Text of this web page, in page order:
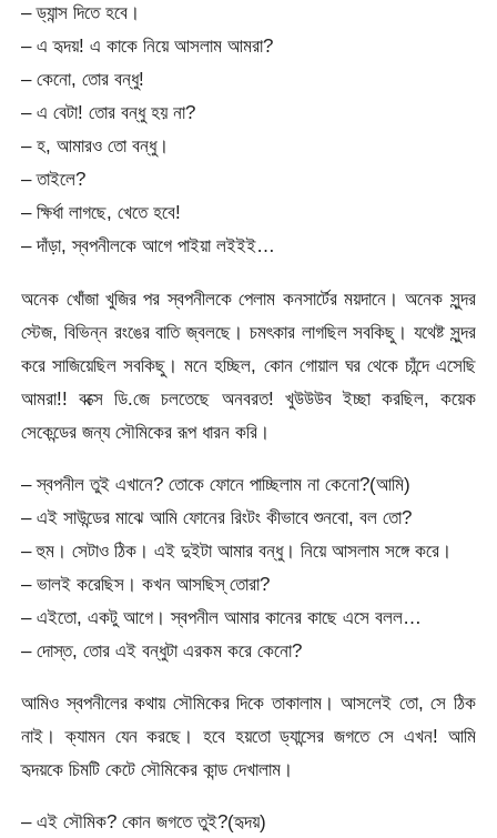
– ড্যান্স দিতে হবে।
– এ হৃদয়! এ কাকে নিয়ে আসলাম আমরা?
– কেনো, তোর বন্ধু!
– এ বেটা! তোর বন্ধু হয় না?
– হ, আমারও তো বন্ধু।
– তাইলে?
– ক্ষির্ধা লাগছে, খেতে হবে!
– দাঁড়া, স্বপনীলকে আগে পাইয়া লইইই…
অনেক খোঁজা খুজির পর স্বপনীলকে পেলাম কনসার্টের ময়দানে। অনেক সুন্দর
স্টেজ, বিভিন্ন রংঙের বাতি জ্বলছে। চমৎকার লাগছিল সবকিছু। যথেষ্ট সুন্দর
করে সাজিয়েছিল সবকিছু। মনে হচ্ছিল, কোন গোয়াল ঘর থেকে চাঁন্দে এসেছি
আমরা!! বক্সে ডি.জে চলতেছে অনবরত! খুউউউব ইচ্ছা করছিল, কয়েক
সেকেন্ডের জন্য সৌমিকের রূপ ধারন করি।
– স্বপনীল তুই এখানে? তোকে ফোনে পাচ্ছিলাম না কেনো?(আমি)
– এই সাউন্ডের মাঝে আমি ফোনের রিংটং কীভাবে শুনবো, বল তো?
– হুম। সেটাও ঠিক। এই দুইটা আমার বন্ধু। নিয়ে আসলাম সঙ্গে করে।
– ভালই করেছিস। কখন আসছিস্ তোরা?
– এইতো, একটু আগে। স্বপনীল আমার কানের কাছে এসে বলল…
– দোস্ত, তোর এই বন্ধুটা এরকম করে কেনো?
আমিও স্বপনীলের কথায় সৌমিকের দিকে তাকালাম। আসলেই তো, সে ঠিক
নাই। ক্যামন যেন করছে। হবে হয়তো ড্যান্সের জগতে সে এখন! আমি
হৃদয়কে চিমটি কেটে সৌমিকের কান্ড দেখালাম।
– এই সৌমিক? কোন জগতে তুই?(হৃদয়)